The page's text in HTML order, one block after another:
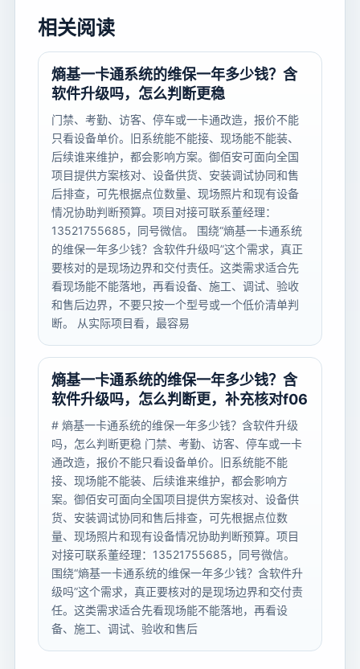
相关阅读
熵基一卡通系统的维保一年多少钱？含
软件升级吗，怎么判断更稳
门禁、考勤、访客、停车或一卡通改造，报价不能
只看设备单价。旧系统能不能接、现场能不能装、
后续谁来维护，都会影响方案。御佰安可面向全国
项目提供方案核对、设备供货、安装调试协同和售
后排查，可先根据点位数量、现场照片和现有设备
情况协助判断预算。项目对接可联系董经理：
13521755685，同号微信。 围绕“熵基一卡通系统
的维保一年多少钱？含软件升级吗”这个需求，真正
要核对的是现场边界和交付责任。这类需求适合先
看现场能不能落地，再看设备、施工、调试、验收
和售后边界，不要只按一个型号或一个低价清单判
断。 从实际项目看，最容易
熵基一卡通系统的维保一年多少钱？含
软件升级吗，怎么判断更，补充核对f06
# 熵基一卡通系统的维保一年多少钱？含软件升级
吗，怎么判断更稳 门禁、考勤、访客、停车或一卡
通改造，报价不能只看设备单价。旧系统能不能
接、现场能不能装、后续谁来维护，都会影响方
案。御佰安可面向全国项目提供方案核对、设备供
货、安装调试协同和售后排查，可先根据点位数
量、现场照片和现有设备情况协助判断预算。项目
对接可联系董经理：13521755685，同号微信。
围绕“熵基一卡通系统的维保一年多少钱？含软件升
级吗”这个需求，真正要核对的是现场边界和交付责
任。这类需求适合先看现场能不能落地，再看设
备、施工、调试、验收和售后